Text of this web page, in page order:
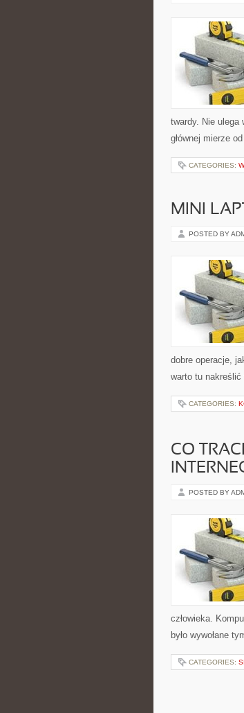
twardy. Nie ulega
głównej mierze
CATEGORIES:
MINI
POSTED BY
dobre operacje,
warto tu
CATEGORIES:
CO
POSTED BY
człowieka.
było wywołane
CATEGORIES: